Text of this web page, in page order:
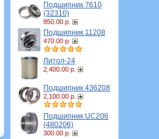
Подшипник 7610
(32310)
850.00 р.
Подшипник 11208
470.00 р.
Литол-24
2,400.00 р.
Подшипник 436208
2,100.00 р.
Подшипник UC206
(480206)
300.00 р.